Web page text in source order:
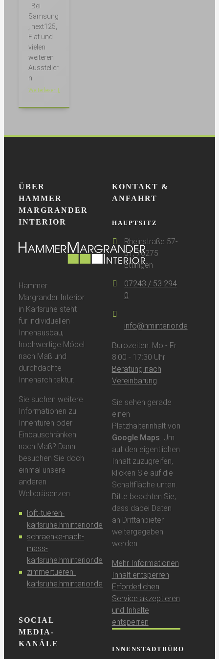
. Bei
Samsung
, next125,
Fiat und
vielen
weiteren
Aussteller
n.
Weiterlesen
ÜBER
HAMMER
MARGRANDER
INTERIOR
Hammer
Margrander Interior
in Karlsruhe steht
für individuellen
Innenausbau,
hochwertige Möbel
nach Maß und
durchdachte
Innenarchitektur.
Sie suchen weitere
Informationen zu
Innentüren oder
Einbauschränken
nach Maß? Dann
besuchen Sie doch
einmal unsere
anderen
Webpräsenzen:
loft-tueren-
karlsruhe.hminterior.de
schraenke-nach-
mass-
karlsruhe.hminterior.de
zimmertueren-
karlsruhe.hminterior.de
SOCIAL
MEDIA-
KANÄLE
KONTAKT &
ANFAHRT
HAUPTSITZ
Rheinstraße 57-
61, 76275
Ettlingen
07243 / 53 294
0
info@hminterior.de
Bürozeiten: Mo - Fr
8:00 - 17:30 Uhr
Beratung nach
Vereinbarung
Sie sehen gerade
einen
Platzhalterinhalt von
Google Maps. Um
auf den eigentlichen
Inhalt zuzugreifen,
klicken Sie auf die
Schaltfläche unten.
Bitte beachten Sie,
dass dabei Daten
an Drittanbieter
weitergegeben
werden.
Mehr Informationen
Inhalt entsperren
Erforderlichen
Service akzeptieren
und Inhalte
entsperren
INNENSTADTBÜRO